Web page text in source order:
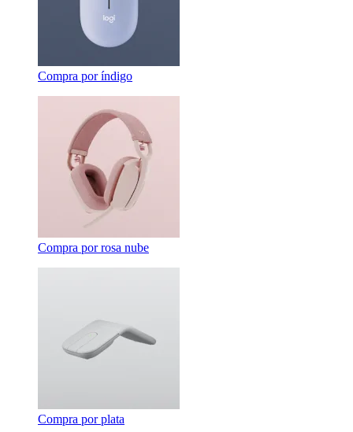
Compra por índigo
Compra por rosa nube
Compra por plata